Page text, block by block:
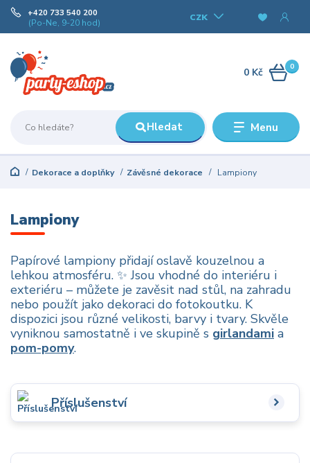
Menu
CZK
Hledat
+420 733 540 200
(Po-Ne, 9-20 hod)
0
0 Kč
Dekorace a doplňky Závěsné dekorace Lampiony
Lampiony
Papírové lampiony přidají oslavě kouzelnou a
lehkou atmosféru. ✨ Jsou vhodné do interiéru i
exteriéru – můžete je zavěsit nad stůl, na zahradu
nebo použít jako dekoraci do fotokoutku. K
dispozici jsou různé velikosti, barvy i tvary. Skvěle
vyniknou samostatně i ve skupině s girlandami a
pom-pomy.
Příslušenství